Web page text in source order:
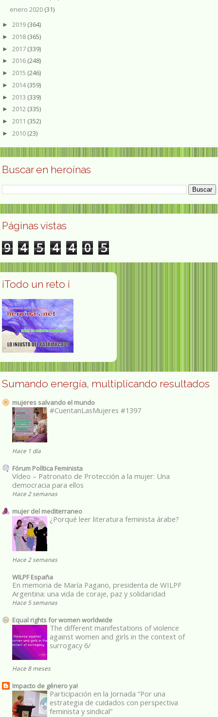
enero 2020 (31)
► 2019 (364)
► 2018 (365)
► 2017 (339)
► 2016 (248)
► 2015 (246)
► 2014(359)
► 2013 (339)
► 2012 (335)
► 2011 (352)
► 2010 (23)
Buscar en heroínas
Páginas vistas
9 4 5 4 4 0 5
¡Todo un reto ¡
Sumando energía, multiplicando resultados
mujeres salvando el mundo
#CuentanLasMujeres #1397
Hace 1 día
Fórum Política Feminista
Vídeo – Patronato de Protección a la mujer: Una
democracia para ellos
Hace 2 semanas
mujer del mediterraneo
¿Porqué leer literatura feminista árabe?
Hace 2 semanas
WILPF España
En memoria de María Pagano, presidenta de WILPF
Argentina: una vida de coraje, paz y solidaridad
Hace 5 semanas
Equal rights for women worldwide
The different manifestations of violence
against women and girls in the context of
surrogacy 6/
Hace 8 meses
Impacto de género ya!
Participación en la Jornada “Por una
estrategia de cuidados con perspectiva
feminista y sindical”